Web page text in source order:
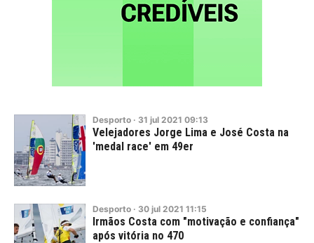
Desporto · 31 jul 2021 09:13
Velejadores Jorge Lima e José Costa na
'medal race' em 49er
Desporto · 30 jul 2021 11:15
Irmãos Costa com "motivação e confiança"
após vitória no 470